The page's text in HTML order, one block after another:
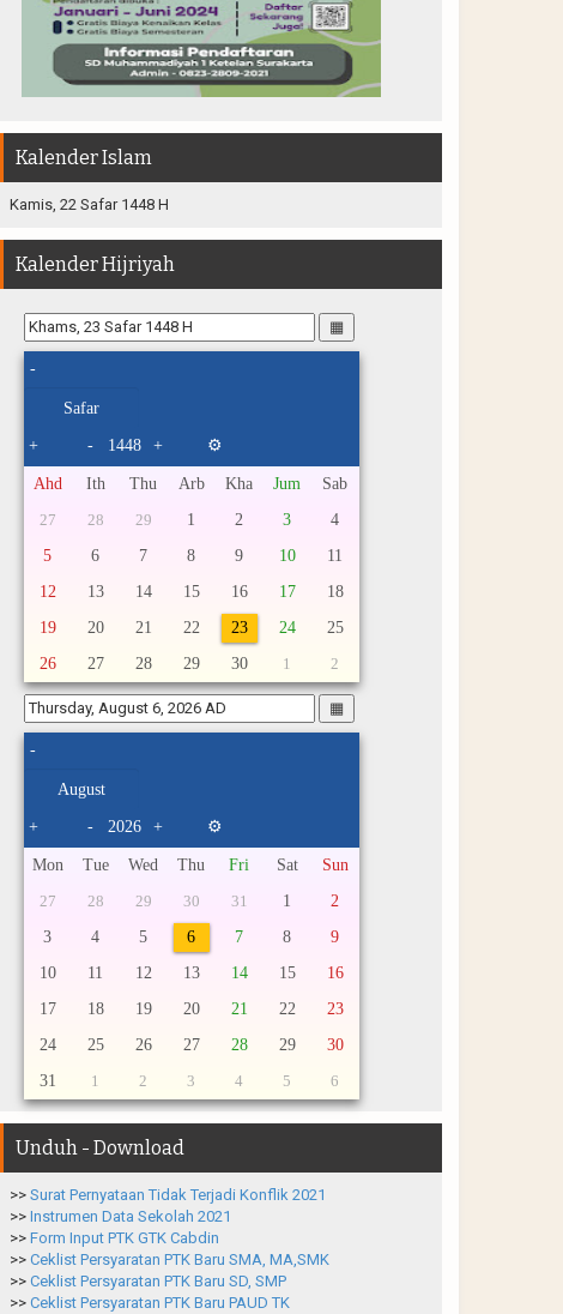
Kalender Islam
Kamis, 22 Safar 1448 H
Kalender Hijriyah
▦
-
+ - + ⚙
Ahd Ith Thu Arb Kha Jum Sab
27 28 29 1 2 3
4
5
6 7 8 9 10
11
12
13 14 15 16 17
18
19
20 21 22 23 24
25
26
27 28 29 30 1 2
▦
-
+ - + ⚙
Mon Tue Wed Thu Fri Sat Sun
27 28 29 30 31 1
2
3
4 5 6 7 8
9
10
11 12 13 14 15
16
17
18 19 20 21 22
23
24
25 26 27 28 29
30
31
1 2 3 4 5 6
Unduh - Download
>> Surat Pernyataan Tidak Terjadi Konflik 2021
>> Instrumen Data Sekolah 2021
>> Form Input PTK GTK Cabdin
>> Ceklist Persyaratan PTK Baru SMA, MA,SMK
>> Ceklist Persyaratan PTK Baru SD, SMP
>> Ceklist Persyaratan PTK Baru PAUD TK